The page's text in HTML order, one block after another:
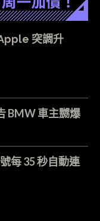
突調升
BMW 車主嬲爆
每 35 秒自動連